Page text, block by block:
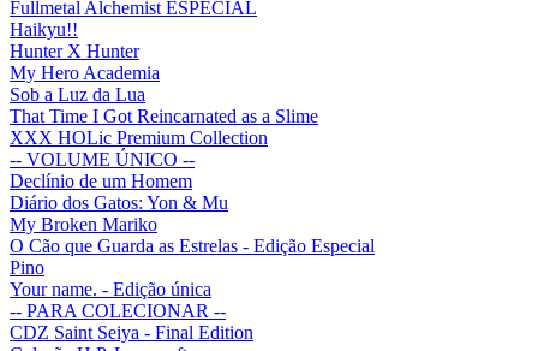
Fullmetal Alchemist ESPECIAL
Haikyu!!
Hunter X Hunter
My Hero Academia
Sob a Luz da Lua
That Time I Got Reincarnated as a Slime
XXX HOLic Premium Collection
-- VOLUME ÚNICO --
Declínio de um Homem
Diário dos Gatos: Yon & Mu
My Broken Mariko
O Cão que Guarda as Estrelas - Edição Especial
Pino
Your name. - Edição única
-- PARA COLECIONAR --
CDZ Saint Seiya - Final Edition